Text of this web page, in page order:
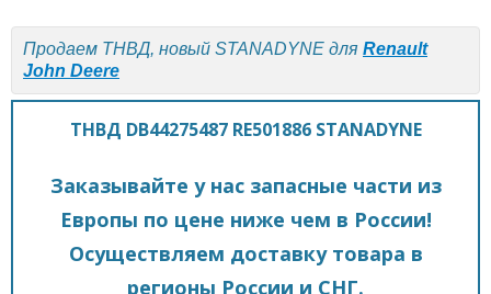
Продаем ТНВД, новый STANADYNE для Renault
John Deere
ТНВД DB44275487 RE501886 STANADYNE
Заказывайте у нас запасные части из
Европы по цене ниже чем в России!
Осуществляем доставку товара в
регионы России и СНГ.